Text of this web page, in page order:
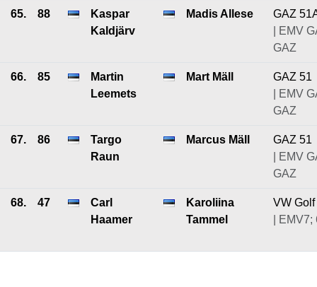
65. 88
Kaspar
Kaldjärv
Madis Allese
GAZ
| EMV
GAZ
66. 85
Martin
Leemets
Mart Mäll
GAZ 51
| EMV
GAZ
67. 86
Targo
Raun
Marcus Mäll
GAZ 51
| EMV
GAZ
68. 47
Carl
Haamer
Karoliina
Tammel
VW Golf
| EMV7;